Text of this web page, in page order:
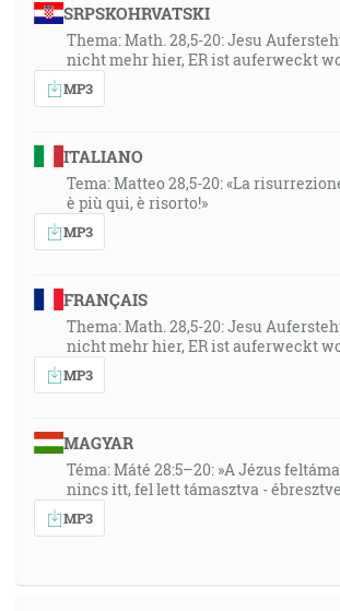
SRPSKOHRVATSKI
Thema: Math. 28,5-20: Jesu
nicht mehr hier, ER ist auferweckt
MP3
ITALIANO
Tema: Matteo 28,5-20: «La
è più qui, è risorto!»
MP3
FRANÇAIS
Thema: Math. 28,5-20: Jesu
nicht mehr hier, ER ist auferweckt
MP3
MAGYAR
Téma: Máté 28:5–20: »A Jézus
nincs itt, fel lett támasztva -
MP3